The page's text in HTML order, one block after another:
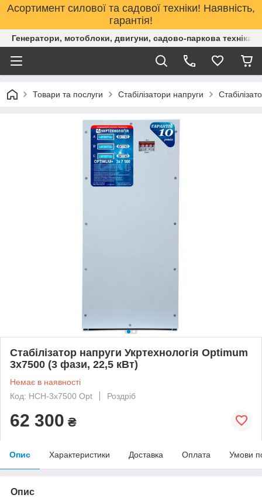
Асортимент силової та садової техніки! Наявність,
гарантія!
Генератори, мотоблоки, двигуни, садово-паркова техніка.
Товари та послуги Стабілізатори напруги
Стабілізатор напруги Укртехнологія Optimum
3х7500 (3 фази, 22,5 кВт)
Немає в наявності
Код: НСН-3х7500 Opt
Роздріб
62 300 ₴
Опис Характеристики Доставка Оплата Умови
Опис